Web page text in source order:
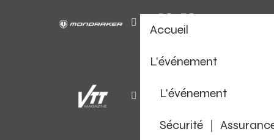
Accueil
L'événement
L'événement
Sécurité ｜